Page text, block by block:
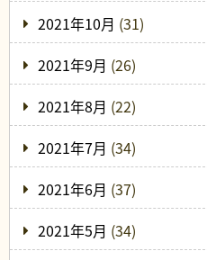
2021年10月 (31)
2021年9月 (26)
2021年8月 (22)
2021年7月 (34)
2021年6月 (37)
2021年5月 (34)